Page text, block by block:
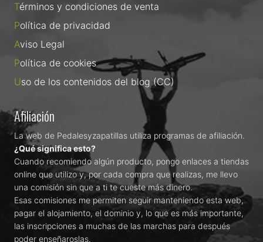
Términos y condiciones de venta
Política de privacidad
Aviso Legal
Política de cookies
Uso de los contenidos del blog (CC)
Afiliación
La web de Pedalesyzapatillas utiliza programas de afiliación.
¿Qué significa esto?
Cuando recomiendo algún producto, pongo enlaces a tiendas
online que utilizo y, por cada compra que realizas, me llevo
una comisión sin que a ti te cueste más dinero.
Esas comisiones me permiten seguir manteniendo esta web,
pagar el alojamiento, el dominio y, lo que es más importante,
las inscripciones a muchas de las marchas para después
poder enseñaroslas.